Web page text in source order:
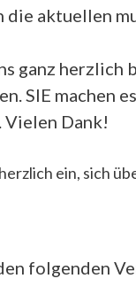
die aktuellen
ganz herzlich
SIE machen
Dank!
ein, sich
folgenden